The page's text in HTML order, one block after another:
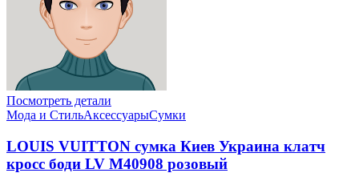
Посмотреть детали
Мода и СтильАксессуарыСумки
LOUIS VUITTON сумка Киев Украина клатч
кросс боди LV M40908 розовый